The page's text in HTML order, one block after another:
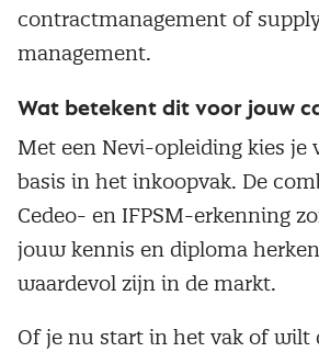
contractmanagement of
management.
Wat betekent dit voor jouw
Met een Nevi-opleiding kies je
basis in het inkoopvak. De
Cedeo- en IFPSM-erkenning
jouw kennis en diploma
waardevol zijn in de markt.
Of je nu start in het vak of wilt